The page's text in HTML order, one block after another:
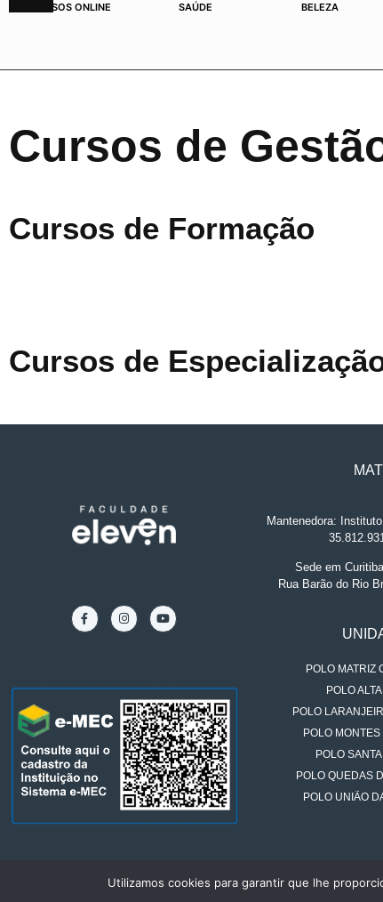
CURSOS ONLINE SAÚDE BELEZA
Cursos de
Cursos de Formação
Cursos de
Mantenedora: Instituto.
Sede em
Rua Barão do Rio
POLO MATRIZ
POLO
POLO
POLO
POLO
POLO QUEDAS
POLO UNIÃO
Utilizamos cookies para garantir que lhe